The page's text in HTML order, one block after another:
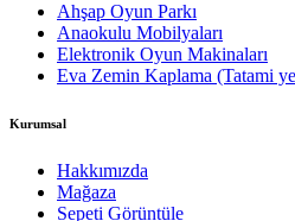
Ahşap Oyun Parkı
Anaokulu Mobilyaları
Elektronik Oyun Makinaları
Eva Zemin Kaplama (Tatami
Kurumsal
Hakkımızda
Mağaza
Sepeti Görüntüle